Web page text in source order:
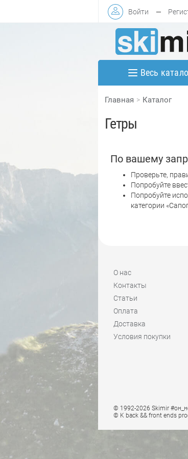
Войти —
Весь
Главная Каталог
Гетры
По вашему
Проверьте,
Попробуйте
Попробуйте
категории
О нас
Контакты
Статьи
Оплата
Доставка
Условия покупки
© 1992-2026 Skimir
© K back && front ends